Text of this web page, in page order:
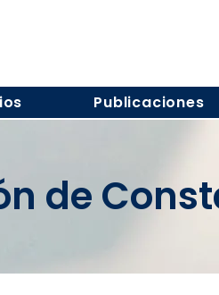
Publicaciones
de